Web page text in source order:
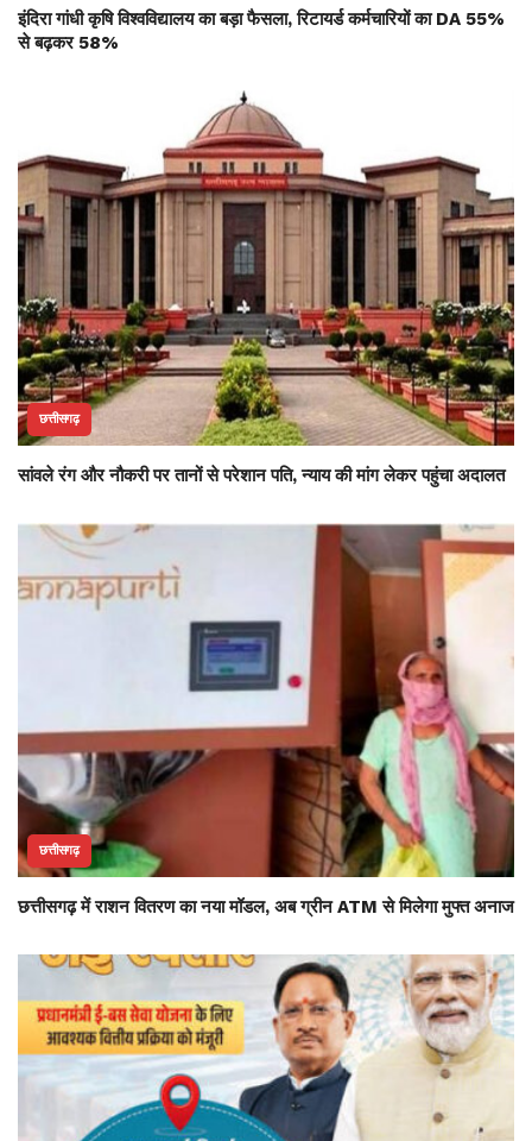
इंदिरा गांधी कृषि विश्वविद्यालय का बड़ा फैसला, रिटायर्ड कर्मचारियों का DA 55%
से बढ़कर 58%
छत्तीसगढ़
सांवले रंग और नौकरी पर तानों से परेशान पति, न्याय की मांग लेकर पहुंचा अदालत
छत्तीसगढ़
छत्तीसगढ़ में राशन वितरण का नया मॉडल, अब ग्रीन ATM से मिलेगा मुफ्त अनाज